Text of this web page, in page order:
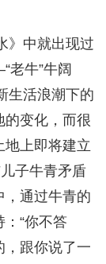
》中就出现过
牛”牛阔
生活浪潮下的
的变化，而很
地上即将建立
子牛青矛盾
，通过牛青的
“你不答
，跟你说了一